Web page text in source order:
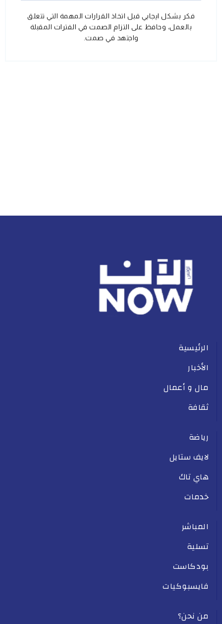
فكر بشكل ايجابي قبل اتخاذ القرارات المهمة التي تتعلق
بالعمل، وحافظ على التزام الصمت في الفترات المقبلة
واجتهد في صمت.
الرئيسية
الأخبار
مال و أعمال
ثقافة
رياضة
لايف ستايل
هاي تاك
خدمات
المباشر
تسلية
بودكاست
فايسبوكيات
من نحن؟